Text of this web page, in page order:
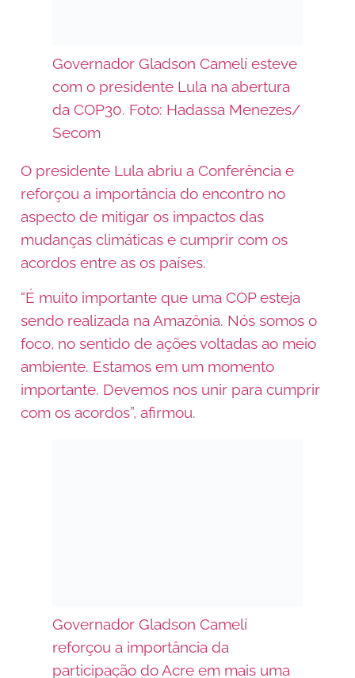
Governador Gladson Camelí esteve
com o presidente Lula na abertura
da COP30. Foto: Hadassa Menezes/
Secom
O presidente Lula abriu a Conferência e
reforçou a importância do encontro no
aspecto de mitigar os impactos das
mudanças climáticas e cumprir com os
acordos entre as os países.
“É muito importante que uma COP esteja
sendo realizada na Amazônia. Nós somos o
foco, no sentido de ações voltadas ao meio
ambiente. Estamos em um momento
importante. Devemos nos unir para cumprir
com os acordos”, afirmou.
Governador Gladson Camelí
reforçou a importância da
participação do Acre em mais uma